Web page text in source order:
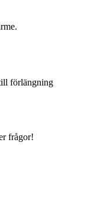
förlängning